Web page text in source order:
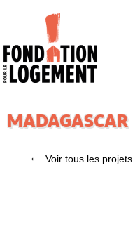
MADAGASCAR
Voir tous les projets